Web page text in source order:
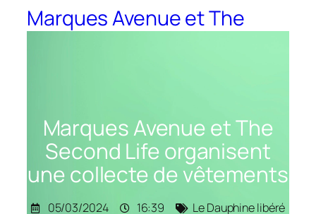
Marques Avenue et The
Second Life organisent une
Marques Avenue et The
Second Life organisent
une collecte de vêtements
05/03/2024 16:39 Le Dauphine libéré